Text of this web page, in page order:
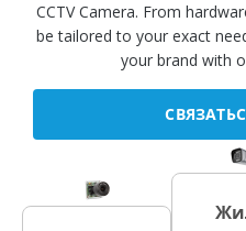
CCTV Camera. From
be tailored to your exact
your brand with